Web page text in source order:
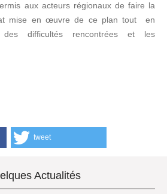
aux acteurs régionaux de faire la
mise en œuvre de ce plan tout en
difficultés rencontrées et les
tweet
Actualités